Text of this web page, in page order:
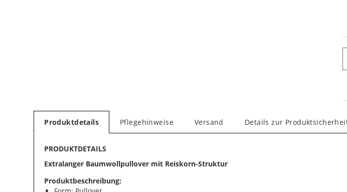
Produktdetails Pflegehinweise Versand Details zur
PRODUKTDETAILS
Extralanger Baumwollpullover mit Reiskorn-Struktur
Produktbeschreibung: